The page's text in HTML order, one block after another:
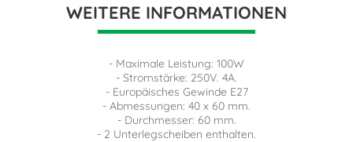
WEITERE INFORMATIONEN
- Maximale Leistung: 100W
- Stromstärke: 250V. 4A.
- Europäisches Gewinde E27
- Abmessungen: 40 x 60 mm.
- Durchmesser: 60 mm.
- 2 Unterlegscheiben enthalten.